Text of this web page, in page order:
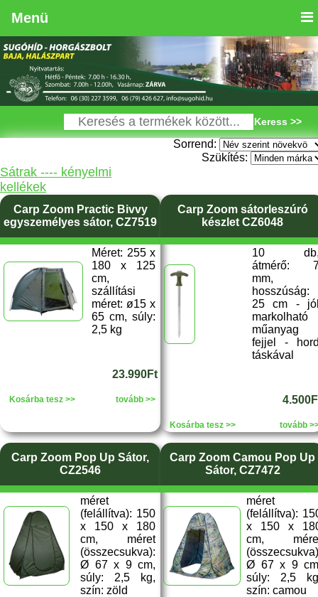
Menü
Keress >>
Sorrend:
Szükítés:
Sátrak ---- kényelmi
kellékek
Carp Zoom Practic Bivvy
egyszemélyes sátor, CZ7519
Méret: 255 x
180 x 125
cm,
szállítási
méret: ø15 x
65 cm, súly:
2,5 kg
23.990Ft
Kosárba tesz >> tovább >>
Carp Zoom sátorleszúró
készlet CZ6048
10
átmérő:
mm,
hosszúság:
25 cm -
markolható
műanyag
fejjel -
táskával
Kosárba tesz >> tovább
Carp Zoom Pop Up Sátor,
CZ2546
méret
(felállítva): 150
x 150 x 180
cm, méret
(összecsukva):
Ø 67 x 9 cm,
súly: 2,5 kg,
szín: zöld
Carp Zoom Camou Pop Up
Sátor, CZ7472
méret
(felállítva):
x 150 x
cm,
Ø 67 x 9
súly: 2,5
szín: camou